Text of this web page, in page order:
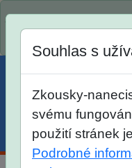
Spustili jsme
Menu Účet
Souhlas s
Zkousky-
svému
použití stránek
Podrobné